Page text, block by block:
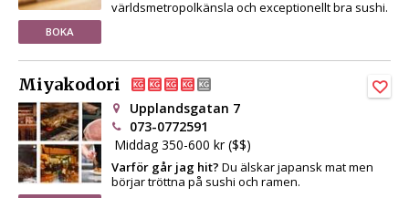
BOKA
världsmetropolkänsla och exceptionellt bra sushi.
Miyakodori
Upplandsgatan 7
073-0772591
Middag 350-600 kr ($$)
Varför går jag hit? Du älskar japansk mat men
börjar tröttna på sushi och ramen.